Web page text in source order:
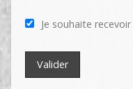
Je souhaite